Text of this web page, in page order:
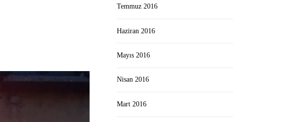
Temmuz 2016
Haziran 2016
Mayıs 2016
Nisan 2016
Mart 2016